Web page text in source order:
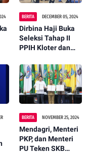
BERITA DECEMBER 05, 2024
Dirbina Haji Buka
Seleksi Tahap II
PPIH Kloter dan
Berikut Pesannya
BERITA NOVEMBER 25, 2024
Mendagri, Menteri
PKP, dan Menteri
PU Teken SKB